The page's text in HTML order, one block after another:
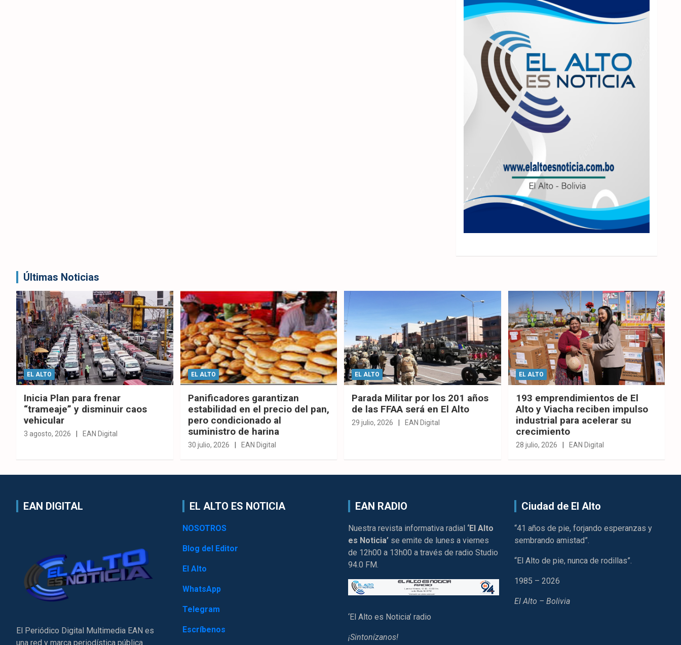
Últimas Noticias
EL ALTO
Inicia Plan para frenar
“trameaje” y disminuir caos
vehicular
3 agosto, 2026 EAN Digital
EL ALTO
Panificadores garantizan
estabilidad en el precio del pan,
pero condicionado al
suministro de harina
30 julio, 2026 EAN Digital
EL ALTO
Parada Militar por los 201 años
de las FFAA será en El Alto
29 julio, 2026 EAN Digital
EL ALTO
193 emprendimientos de El
Alto y Viacha reciben impulso
industrial para acelerar su
crecimiento
28 julio, 2026 EAN Digital
EAN DIGITAL
El Periódico Digital Multimedia EAN es
una red y marca periodística pública
EL ALTO ES NOTICIA
NOSOTROS
Blog del Editor
El Alto
WhatsApp
Telegram
Escríbenos
EAN RADIO
Nuestra revista informativa radial ‘El Alto
es Noticia’ se emite de lunes a viernes
de 12h00 a 13h00 a través de radio Studio
94.0 FM.
‘El Alto es Noticia’ radio
¡Sintonízanos!
Ciudad de El Alto
“41 años de pie, forjando esperanzas y
sembrando amistad”.
“El Alto de pie, nunca de rodillas”.
1985 – 2026
El Alto – Bolivia